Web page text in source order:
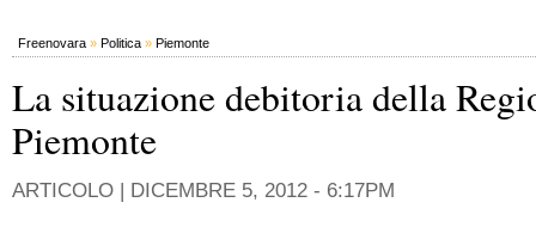
Freenovara » Politica » Piemonte
La situazione debitoria della
Piemonte
ARTICOLO | DICEMBRE 5, 2012 - 6:17PM